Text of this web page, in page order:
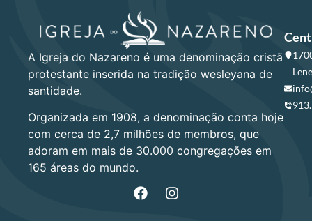
A Igreja do Nazareno é uma denominação cristã
protestante inserida na tradição wesleyana de
santidade.
Organizada em 1908, a denominação conta hoje
com cerca de 2,7 milhões de membros, que
adoram em mais de 30.000 congregações em
165 áreas do mundo.